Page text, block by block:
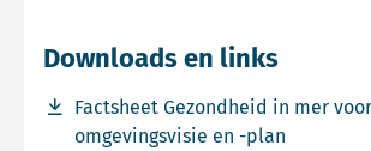
Downloads en links
Factsheet Gezondheid in mer voor
omgevingsvisie en -plan
Download bestand Factsheet-